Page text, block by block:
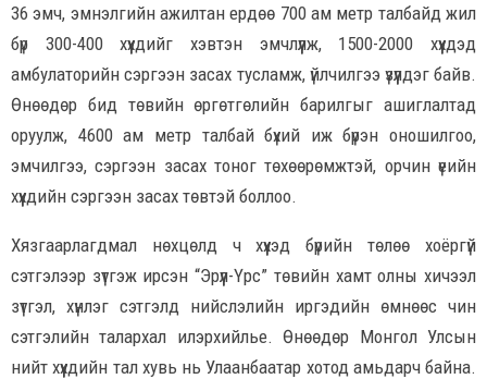
36 эмч, эмнэлгийн ажилтан ердөө 700 ам метр талбайд жил
бүр 300-400 хүүхдийг хэвтэн эмчлүүлж, 1500-2000 хүүхдэд
амбулаторийн сэргээн засах тусламж, үйлчилгээ үзүүлдэг байв.
Өнөөдөр бид төвийн өргөтгөлийн барилгыг ашиглалтад
оруулж, 4600 ам метр талбай бүхий иж бүрэн оношилгоо,
эмчилгээ, сэргээн засах тоног төхөөрөмжтэй, орчин үеийн
хүүхдийн сэргээн засах төвтэй боллоо.
Хязгаарлагдмал нөхцөлд ч хүүхэд бүрийн төлөө хоёргүй
сэтгэлээр зүтгэж ирсэн “Эрүүл-Үрс” төвийн хамт олны хичээл
зүтгэл, хүнлэг сэтгэлд нийслэлийн иргэдийн өмнөөс чин
сэтгэлийн талархал илэрхийлье. Өнөөдөр Монгол Улсын
нийт хүүхдийн тал хувь нь Улаанбаатар хотод амьдарч байна.